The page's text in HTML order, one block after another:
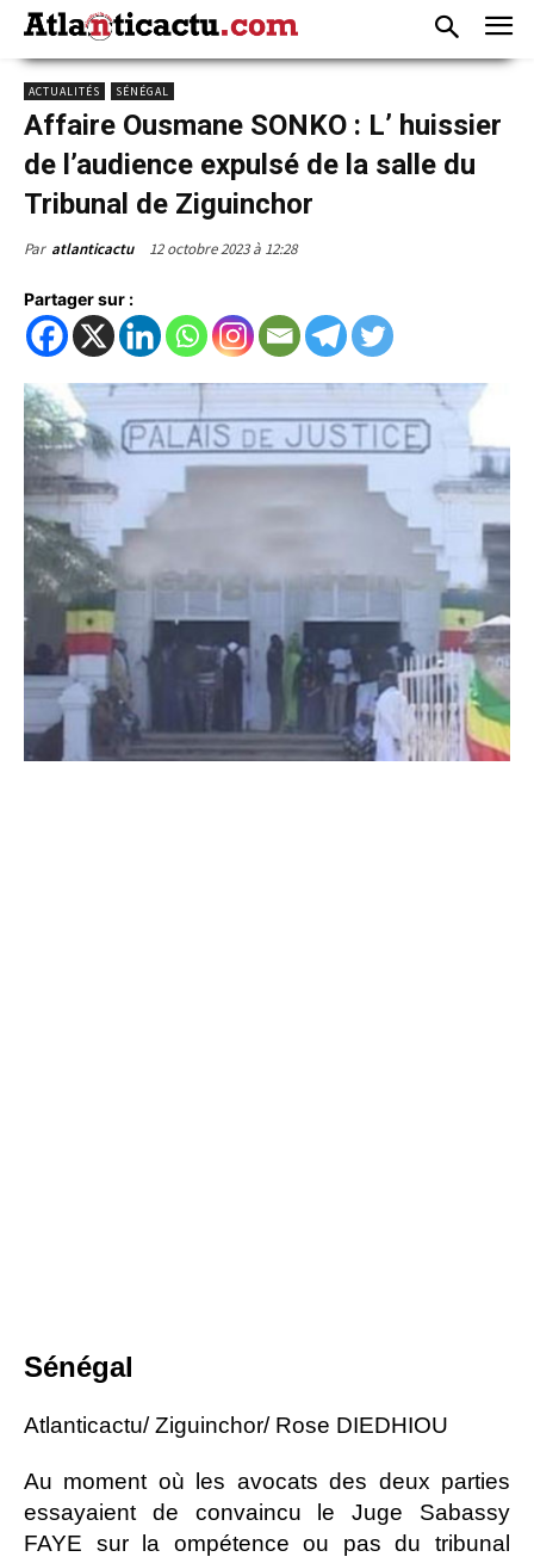
ACTUALITÉS SÉNÉGAL
Affaire Ousmane SONKO : L’ huissier
de l’audience expulsé de la salle du
Tribunal de Ziguinchor
Par atlanticactu 12 octobre 2023 à 12:28
Partager sur :
Sénégal
Atlanticactu/ Ziguinchor/ Rose DIEDHIOU
Au moment où les avocats des deux parties
essayaient de convaincu le Juge Sabassy
FAYE sur la ompétence ou pas du tribunal